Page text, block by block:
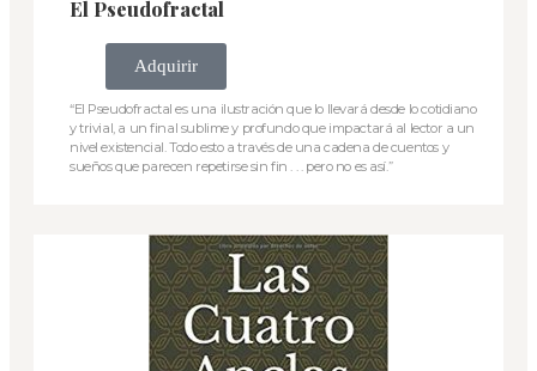
El Pseudofractal
Adquirir
“El Pseudofractal es una ilustración que lo llevará desde lo cotidiano
y trivial, a un final sublime y profundo que impactará al lector a un
nivel existencial. Todo esto a través de una cadena de cuentos y
sueños que parecen repetirse sin fin . . . pero no es así.”